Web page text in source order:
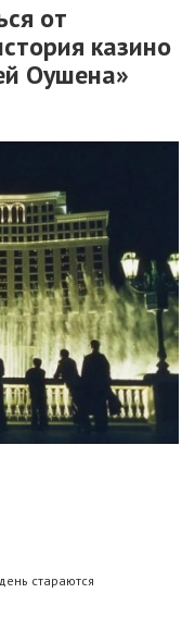
от
казино
Оушена»
стараются